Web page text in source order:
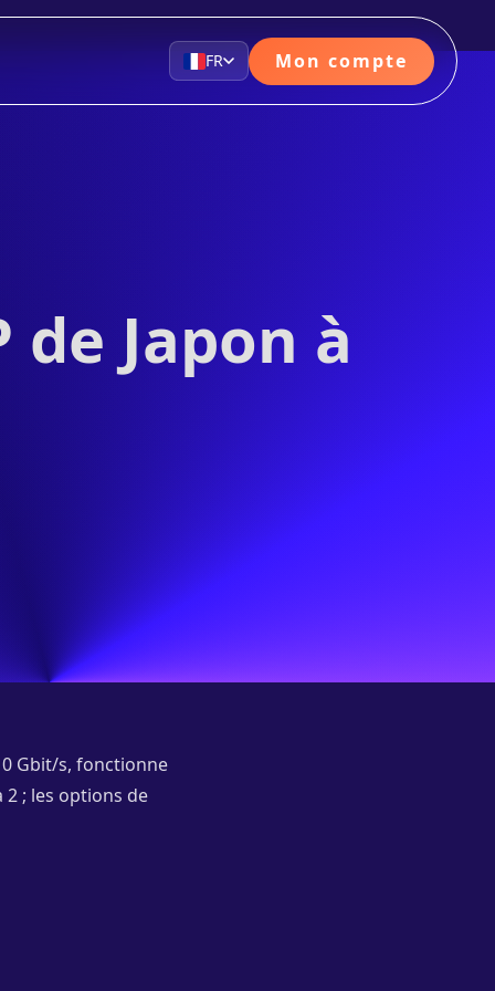
FR Mon compte
Japon à
Gbit/s, fonctionne
2 ; les options de